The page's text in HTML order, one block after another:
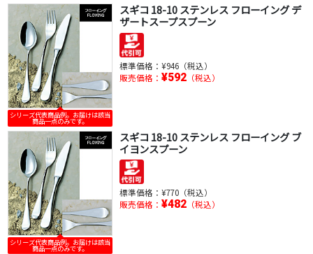
シリーズ代表商品例。お届けは該当
商品一点のみです。
スギコ 18-10 ステンレス フローイング デ
ザートスープスプーン
標準価格： ¥946（税込）
販売価格： ¥592（税込）
シリーズ代表商品例。お届けは該当
商品一点のみです。
スギコ 18-10 ステンレス フローイング ブ
イヨンスプーン
標準価格： ¥770（税込）
販売価格： ¥482（税込）